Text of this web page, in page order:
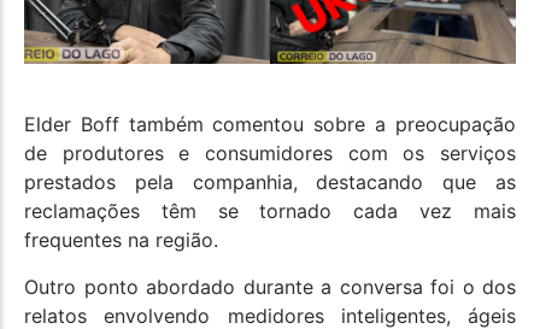
Elder Boff também comentou sobre a preocupação
de produtores e consumidores com os serviços
prestados pela companhia, destacando que as
reclamações têm se tornado cada vez mais
frequentes na região.
Outro ponto abordado durante a conversa foi o dos
relatos envolvendo medidores inteligentes, ágeis